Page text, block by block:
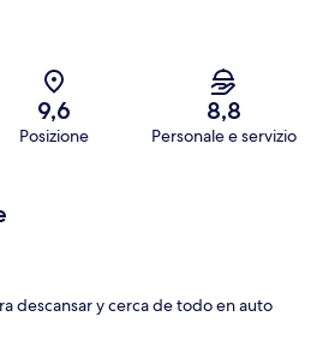
9,6
Posizione
8,8
Personale e servizio
descansar y cerca de todo en auto